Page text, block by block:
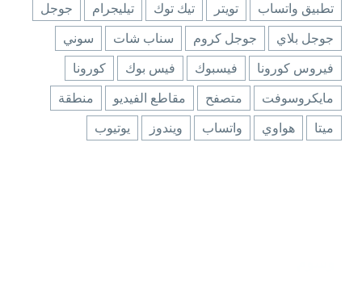
تطبيق واتساب تويتر تيك توك تيليجرام جوجل
جوجل بلاي جوجل كروم سناب شات سوني
فيروس كورونا فيسبوك فيس بوك كورونا
مايكروسوفت متصفح مقاطع الفيديو منطقة
ميتا هواوي واتساب ويندوز يوتيوب